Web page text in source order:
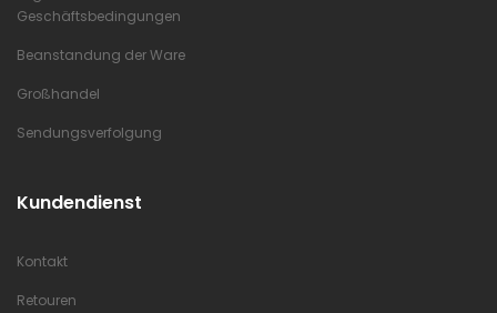
Geschäftsbedingungen
Beanstandung der Ware
Großhandel
Sendungsverfolgung
Kundendienst
Kontakt
Retouren